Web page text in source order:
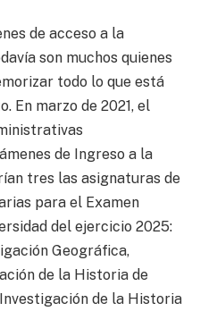
de acceso a la
son muchos quienes
todo lo que está
En marzo de 2021, el
de Ingreso a la
tres las asignaturas de
para el Examen
del ejercicio 2025:
Geográfica,
de la Historia de
de la Historia